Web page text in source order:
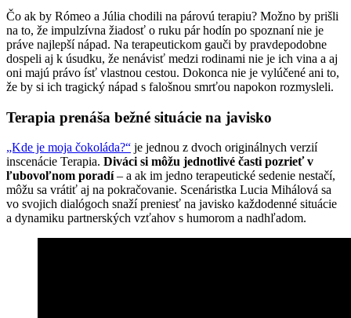
Čo ak by Rómeo a Júlia chodili na párovú terapiu? Možno by prišli
na to, že impulzívna žiadosť o ruku pár hodín po spoznaní nie je
práve najlepší nápad. Na terapeutickom gauči by pravdepodobne
dospeli aj k úsudku, že nenávisť medzi rodinami nie je ich vina a aj
oni majú právo ísť vlastnou cestou. Dokonca nie je vylúčené ani to,
že by si ich tragický nápad s falošnou smrťou napokon rozmysleli.
Terapia prenáša bežné situácie na javisko
„Kde je moja čokoláda?“ je jednou z dvoch originálnych verzií
inscenácie Terapia. Diváci si môžu jednotlivé časti pozrieť v
ľubovoľnom poradí– a ak im jedno terapeutické sedenie nestačí,
môžu sa vrátiť aj na pokračovanie. Scenáristka Lucia Mihálová sa
vo svojich dialógoch snaží preniesť na javisko každodenné situácie
a dynamiku partnerských vzťahov s humorom a nadhľadom.